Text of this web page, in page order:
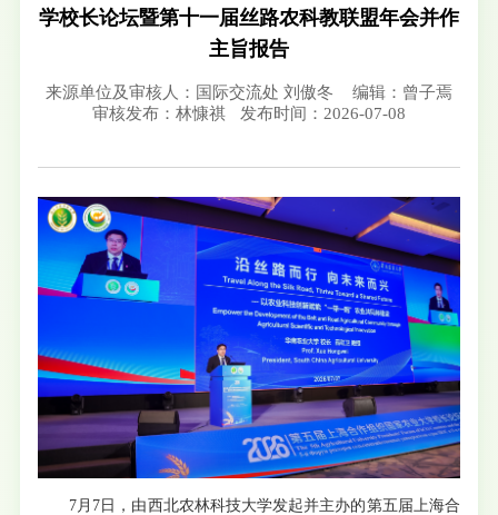
学校长论坛暨第十一届丝路农科教联盟年会并作
主旨报告
来源单位及审核人：国际交流处 刘傲冬
编辑：曾子焉
审核发布：林慷祺
发布时间：2026-07-08
7月7日，由西北农林科技大学发起并主办的第五届上海合